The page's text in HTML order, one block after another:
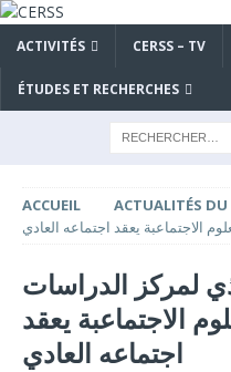
ACTIVITÉS CERSS – TV
ÉTUDES ET RECHERCHES
ACCUEIL ACTUALITÉS DU
الاجتماعبة يعقد اجتماعه العادي
لمركز الدراسات
الاجتماعبة يعقد
اجتماعه العادي